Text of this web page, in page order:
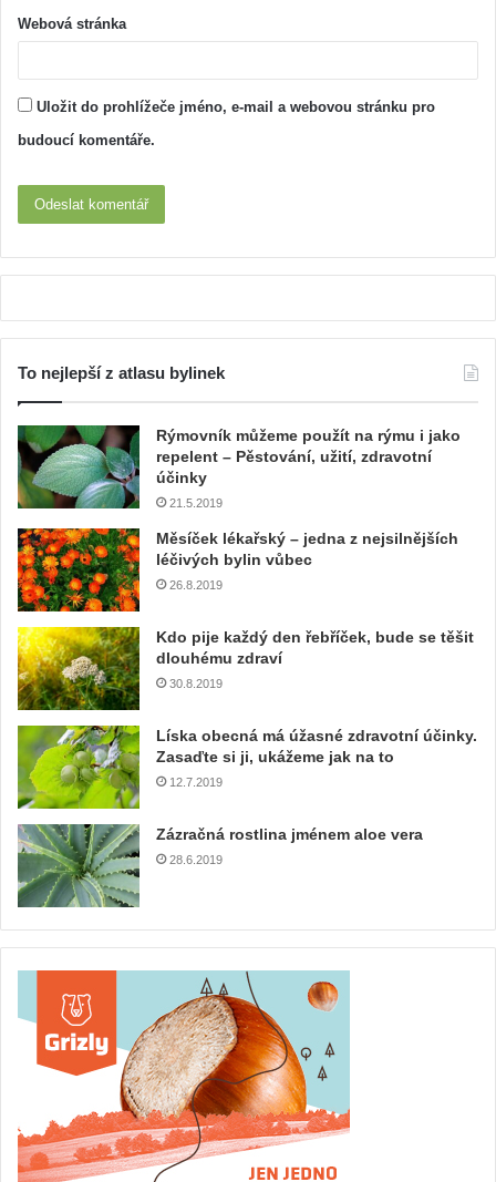
Webová stránka
Uložit do prohlížeče jméno, e-mail a webovou stránku pro
budoucí komentáře.
To nejlepší z atlasu bylinek
Rýmovník můžeme použít na rýmu i jako
repelent – Pěstování, užití, zdravotní
účinky
21.5.2019
Měsíček lékařský – jedna z nejsilnějších
léčivých bylin vůbec
26.8.2019
Kdo pije každý den řebříček, bude se těšit
dlouhému zdraví
30.8.2019
Líska obecná má úžasné zdravotní účinky.
Zasaďte si ji, ukážeme jak na to
12.7.2019
Zázračná rostlina jménem aloe vera
28.6.2019